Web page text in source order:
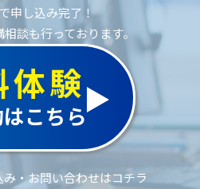
申し込み完了！
談も行っております。
体験
こちら
・お問い合わせはコチラ